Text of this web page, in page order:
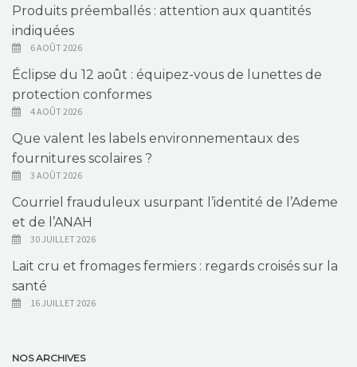
Produits préemballés : attention aux quantités
indiquées
6 AOÛT 2026
Éclipse du 12 août : équipez-vous de lunettes de
protection conformes
4 AOÛT 2026
Que valent les labels environnementaux des
fournitures scolaires ?
3 AOÛT 2026
Courriel frauduleux usurpant l’identité de l’Ademe
et de l’ANAH
30 JUILLET 2026
Lait cru et fromages fermiers : regards croisés sur la
santé
16 JUILLET 2026
NOS ARCHIVES